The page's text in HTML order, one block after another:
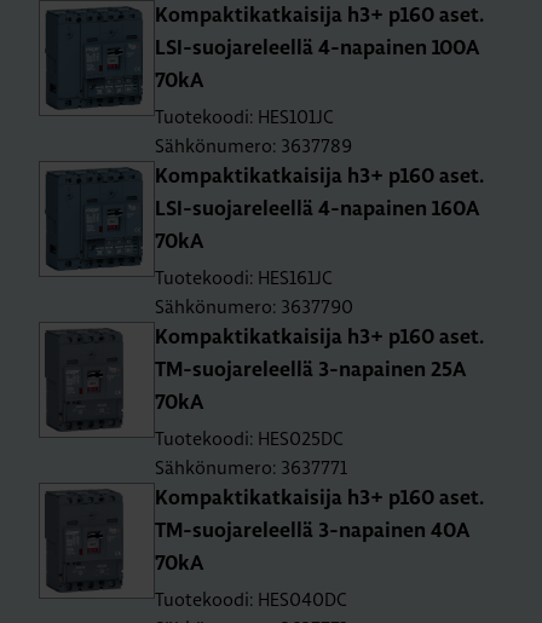
Kom­pak­ti­kat­kai­si­ja h3+ p160 aset.
LSI-suo­ja­re­leel­lä 4-na­pai­nen 100A
70kA
Tuotekoodi: HES101JC
Sähkönumero: 3637789
Kom­pak­ti­kat­kai­si­ja h3+ p160 aset.
LSI-suo­ja­re­leel­lä 4-na­pai­nen 160A
70kA
Tuotekoodi: HES161JC
Sähkönumero: 3637790
Kom­pak­ti­kat­kai­si­ja h3+ p160 aset.
TM-suo­ja­re­leel­lä 3-na­pai­nen 25A
70kA
Tuotekoodi: HES025DC
Sähkönumero: 3637771
Kom­pak­ti­kat­kai­si­ja h3+ p160 aset.
TM-suo­ja­re­leel­lä 3-na­pai­nen 40A
70kA
Tuotekoodi: HES040DC